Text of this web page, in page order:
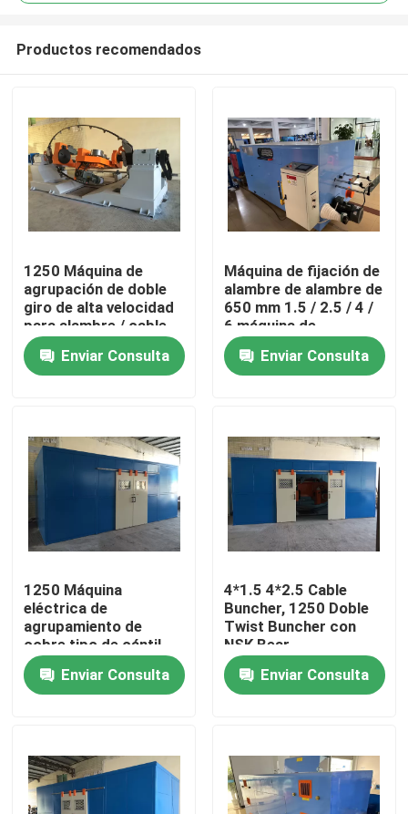
En casa
Productos
Sobre nosotros
Recorrido por la fábrica
Contacta con nosotros
Solicitar una cita
Máquina de extrusión de alambre
Productos recomendados
1250 Máquina de
agrupación de doble
giro de alta velocidad
para alambre / cable
10 16 25 4 * 2.5
Enviar Consulta
Máquina de fijación de
alambre de alambre de
650 mm 1.5 / 2.5 / 4 /
6 máquina de
agrupamiento de
cablesEnviar Consulta
1250 Máquina
eléctrica de
agrupamiento de
cobre tipo de cántil
tipo de cable máquina
de agrupamiento de
torsión única
Enviar Consulta
4*1.5 4*2.5 Cable
Buncher, 1250 Doble
Twist Buncher con
NSK Bear
Enviar Consulta